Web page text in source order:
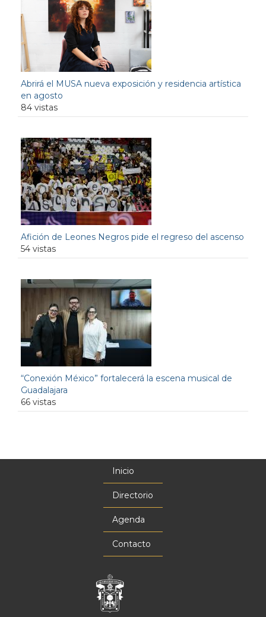
Abrirá el MUSA nueva exposición y residencia artística
en agosto
84 vistas
Afición de Leones Negros pide el regreso del ascenso
54 vistas
“Conexión México” fortalecerá la escena musical de
Guadalajara
66 vistas
Inicio
Directorio
Agenda
Contacto